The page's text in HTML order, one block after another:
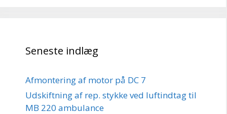
Seneste indlæg
Afmontering af motor på DC 7
Udskiftning af rep. stykke ved luftindtag til
MB 220 ambulance